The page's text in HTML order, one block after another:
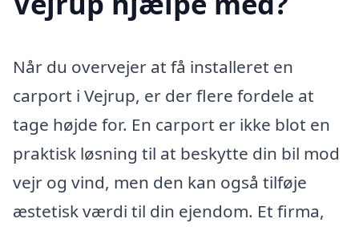
Når du overvejer at få installeret en
carport i Vejrup, er der flere fordele at
tage højde for. En carport er ikke blot en
praktisk løsning til at beskytte din bil mod
vejr og vind, men den kan også tilføje
æstetisk værdi til din ejendom. Et firma,